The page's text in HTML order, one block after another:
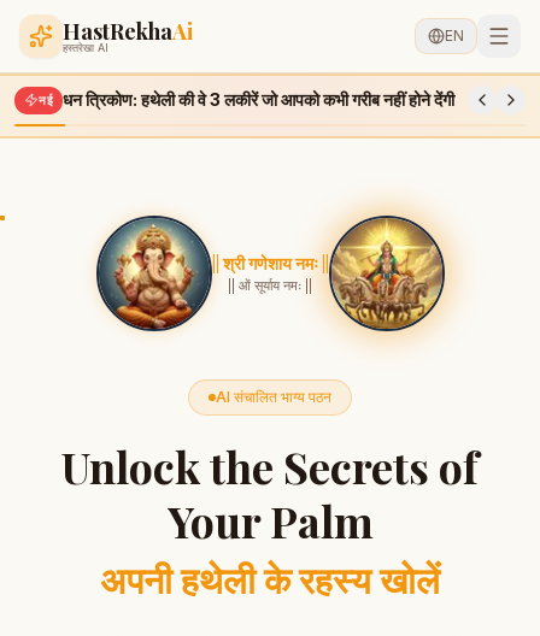
HastRekhaAi
हस्तरेखा AI
EN
नई धन त्रिकोण: हथेली की वे 3 लकीरें जो आपको कभी गरीब नहीं होने देंगी
|| श्री गणेशाय नमः ||
|| ओं सूर्याय नमः ||
AI संचालित भाग्य पठन
Unlock the Secrets of
Your Palm
अपनी हथेली के रहस्य खोलें